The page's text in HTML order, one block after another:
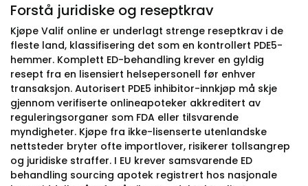
Forstå juridiske og reseptkrav
Kjøpe Valif online er underlagt strenge reseptkrav i de
fleste land, klassifisering det som en kontrollert PDE5-
hemmer. Komplett ED-behandling krever en gyldig
resept fra en lisensiert helsepersonell før enhver
transaksjon. Autorisert PDE5 inhibitor-innkjøp må skje
gjennom verifiserte onlineapoteker akkreditert av
reguleringsorganer som FDA eller tilsvarende
myndigheter. Kjøpe fra ikke-lisenserte utenlandske
nettsteder bryter ofte importlover, risikerer tollsangrep
og juridiske straffer. I EU krever samsvarende ED
behandling sourcing apotek registrert hos nasjonale